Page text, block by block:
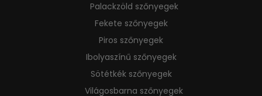
Palackzöld szőnyegek
Fekete szőnyegek
Piros szőnyegek
Ibolyaszínű szőnyegek
Sötétkék szőnyegek
Világosbarna szőnyegek